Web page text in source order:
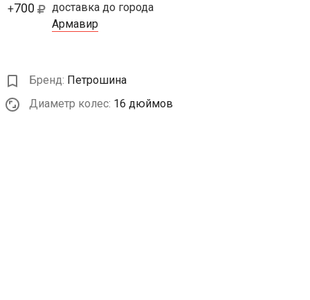
+700
доставка до города
Армавир
Бренд: Петрошина
Диаметр колес: 16 дюймов